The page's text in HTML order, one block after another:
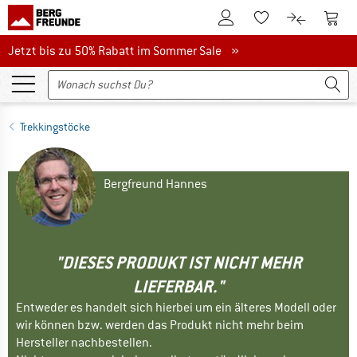
Zum KundenkontoZum Merkzettel.
Zum Zum
Jetzt bis zu 50% Rabatt im Sommer Sale
Jetzt bis zu 50% Rabatt im Sommer Sale »
Trekkingstöcke
Bergfreund Hannes
"DIESES PRODUKT IST NICHT MEHR
LIEFERBAR."
Entweder es handelt sich hierbei um ein älteres Modell oder
wir können bzw. werden das Produkt nicht mehr beim
Hersteller nachbestellen.